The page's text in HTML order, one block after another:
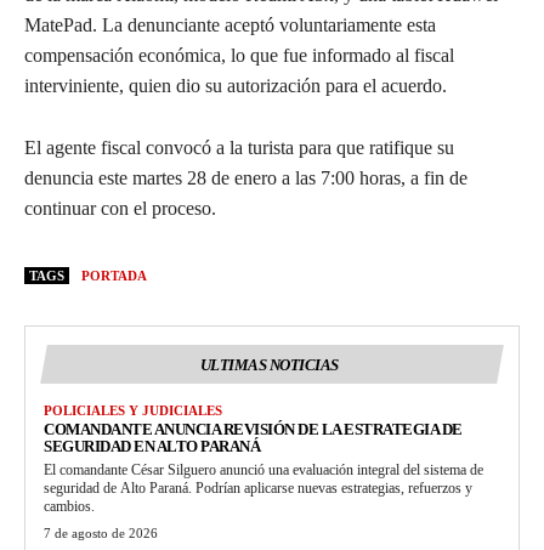
MatePad. La denunciante aceptó voluntariamente esta
compensación económica, lo que fue informado al fiscal
interviniente, quien dio su autorización para el acuerdo.
El agente fiscal convocó a la turista para que ratifique su
denuncia este martes 28 de enero a las 7:00 horas, a fin de
continuar con el proceso.
TAGS PORTADA
ULTIMAS NOTICIAS
POLICIALES Y JUDICIALES
COMANDANTE ANUNCIA REVISIÓN DE LA ESTRATEGIA DE
SEGURIDAD EN ALTO PARANÁ
El comandante César Silguero anunció una evaluación integral del sistema de
seguridad de Alto Paraná. Podrían aplicarse nuevas estrategias, refuerzos y
cambios.
7 de agosto de 2026